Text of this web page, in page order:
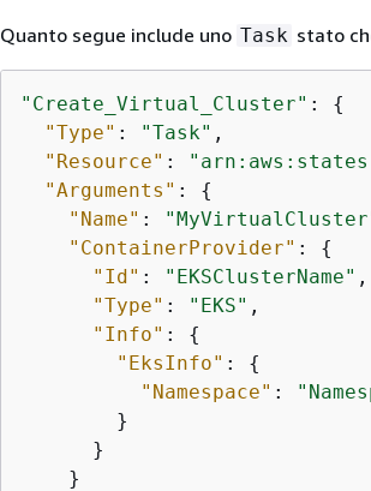
Quanto segue include uno Task stato
"Create_Virtual_Cluster" : {
"Type" : "Task" ,
"Resource" :
"Arguments" : {
"Name" :
"ContainerProvider" : {
"Id" : "EKSClusterName" ,
"Type" : "EKS" ,
"Info" : {
"EksInfo" : {
"Namespace" :
        }
      }
    }